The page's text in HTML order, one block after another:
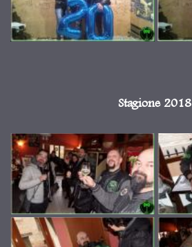
Stagione 2018